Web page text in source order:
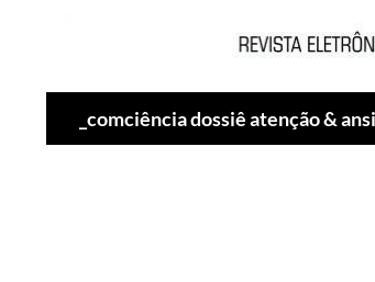
_comciência dossiê atenção &